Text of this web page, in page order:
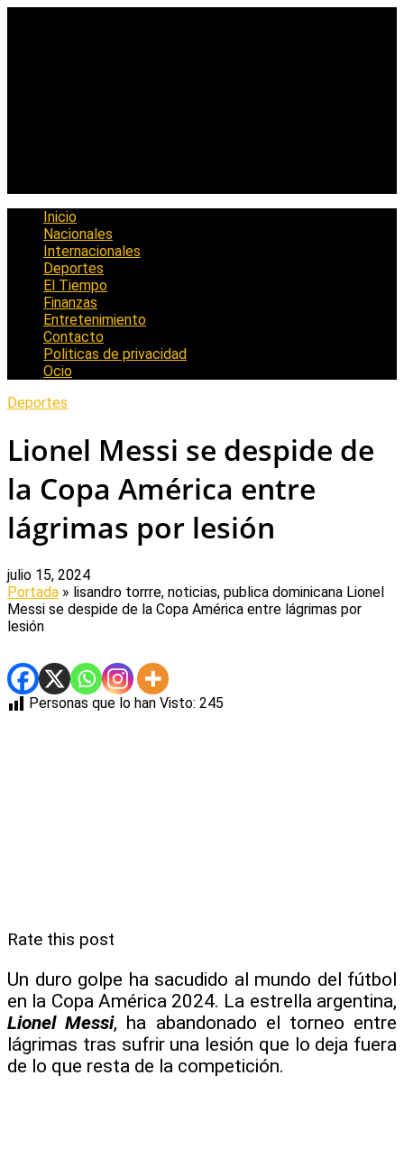
Inicio
Nacionales
Internacionales
Deportes
El Tiempo
Finanzas
Entretenimiento
Contacto
Politicas de privacidad
Ocio
Deportes
Lionel Messi se despide de
la Copa América entre
lágrimas por lesión
julio 15, 2024
Portada » lisandro torrre, noticias, publica dominicana Lionel
Messi se despide de la Copa América entre lágrimas por
lesión
Personas que lo han Visto: 245
Rate this post
Un duro golpe ha sacudido al mundo del fútbol
en la Copa América 2024. La estrella argentina,
Lionel Messi, ha abandonado el torneo entre
lágrimas tras sufrir una lesión que lo deja fuera
de lo que resta de la competición.